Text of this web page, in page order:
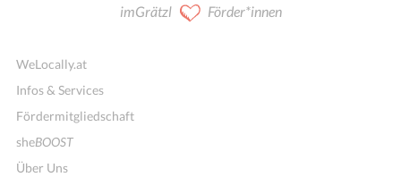
imGrätzl Förder*innen
WeLocally.at
Infos & Services
Fördermitgliedschaft
sheBOOST
Über Uns